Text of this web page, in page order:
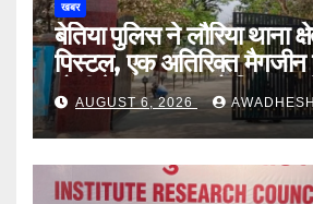
खबर
बेतिया पुलिस ने लौरिया थाना
पिस्टल, एक अतिरिक्त मैगजीन
गोली के साथ एक को गिरफ्तार
AUGUST 6, 2026